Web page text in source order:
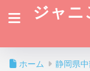
ジャニ
ホーム 静岡県